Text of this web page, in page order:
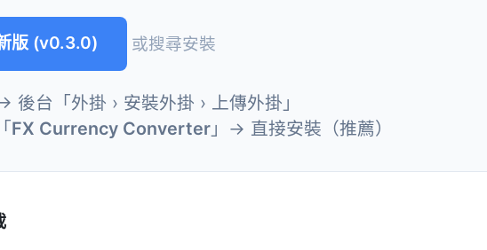
版 (v0.3.0) 或搜尋安裝
台「外掛 › 安裝外掛 › 上傳外掛」
FX Currency Converter 」→ 直接安裝（推薦）